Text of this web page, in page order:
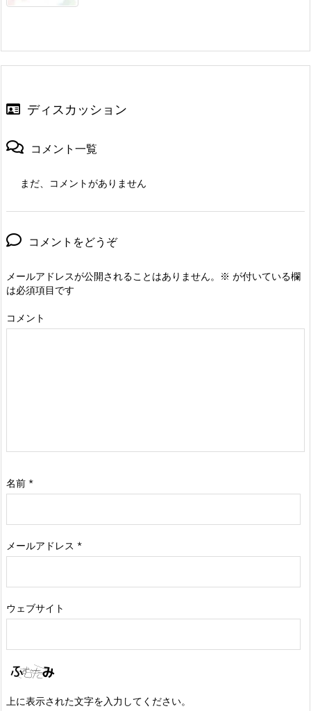
ディスカッション
コメント一覧
まだ、コメントがありません
コメントをどうぞ
メールアドレスが公開されることはありません。 ※ が付いている欄
は必須項目です
コメント
名前 *
メールアドレス *
ウェブサイト
上に表示された文字を入力してください。